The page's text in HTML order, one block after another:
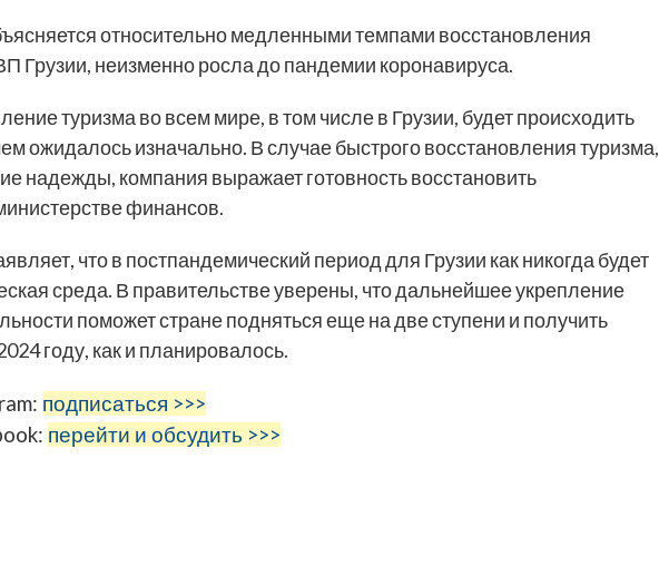
относительно медленными темпами восстановления
Грузии, неизменно росла до пандемии коронавируса.
туризма во всем мире, в том числе в Грузии, будет происходить
ожидалось изначально. В случае быстрого восстановления туризма,
надежды, компания выражает готовность восстановить
финансов.
что в постпандемический период для Грузии как никогда будет
среда. В правительстве уверены, что дальнейшее укрепление
поможет стране подняться еще на две ступени и получить
году, как и планировалось.
подписаться >>>
перейти и обсудить >>>